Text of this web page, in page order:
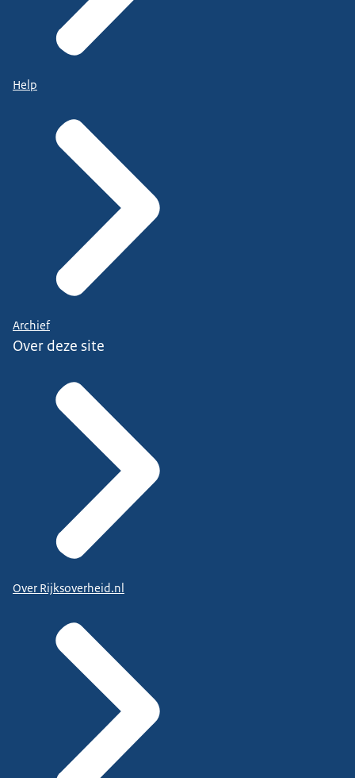
Help
Archief
Over deze site
Over Rijksoverheid.nl